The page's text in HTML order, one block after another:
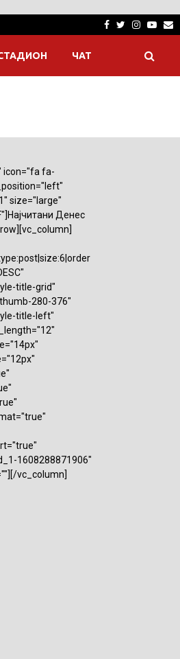
Facebook
Twitter
ЧАТ
icon="fa fa-
size="large"
Денес
title-grid"
280-376"
title-left"
1608288871906"
vc_column]